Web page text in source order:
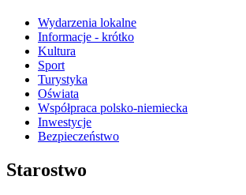
Wydarzenia lokalne
Informacje - krótko
Kultura
Sport
Turystyka
Oświata
Współpraca polsko-niemiecka
Inwestycje
Bezpieczeństwo
Starostwo